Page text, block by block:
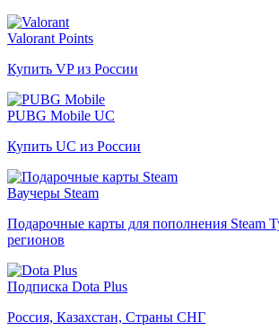
Valorant Points
Купить VP из России
PUBG Mobile UC
Купить UC из России
Ваучеры Steam
Подарочные карты для пополнения Steam
регионов
Подписка Dota Plus
Россия, Казахстан, Страны СНГ